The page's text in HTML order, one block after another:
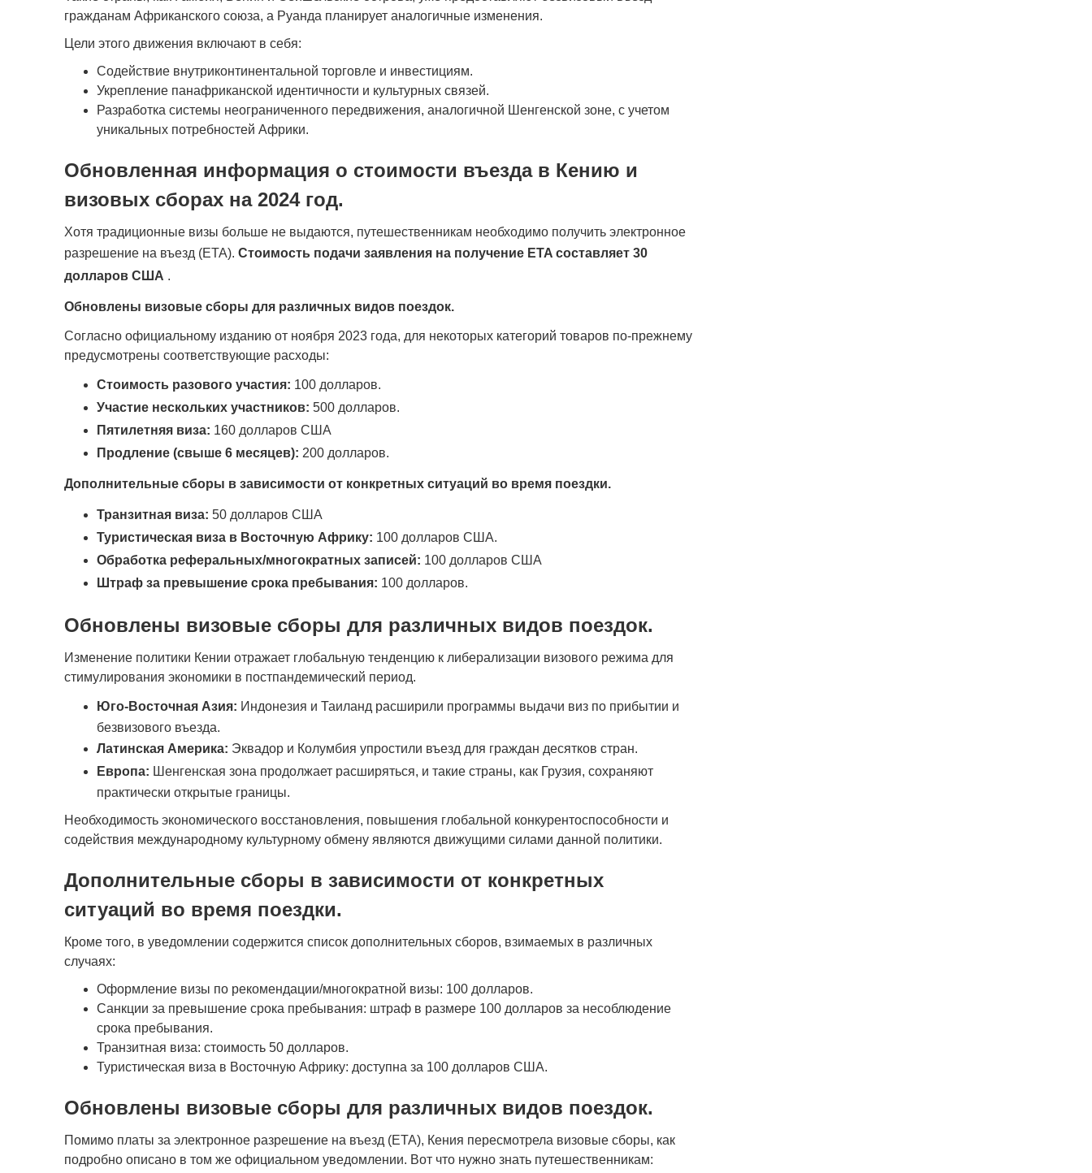
гражданам Африканского союза, а Руанда планирует аналогичные изменения.
Цели этого движения включают в себя:
Содействие внутриконтинентальной торговле и инвестициям.
Укрепление панафриканской идентичности и культурных связей.
Разработка системы неограниченного передвижения, аналогичной Шенгенской зоне, с учетом
уникальных потребностей Африки.
Обновленная информация о стоимости въезда в Кению и
визовых сборах на 2024 год.
Хотя традиционные визы больше не выдаются, путешественникам необходимо получить электронное
разрешение на въезд (ETA). Стоимость подачи заявления на получение ETA составляет 30
долларов США .
Обновлены визовые сборы для различных видов поездок.
Согласно официальному изданию от ноября 2023 года, для некоторых категорий товаров по-прежнему
предусмотрены соответствующие расходы:
Стоимость разового участия: 100 долларов.
Участие нескольких участников: 500 долларов.
Пятилетняя виза: 160 долларов США
Продление (свыше 6 месяцев): 200 долларов.
Дополнительные сборы в зависимости от конкретных ситуаций во время поездки.
Транзитная виза: 50 долларов США
Туристическая виза в Восточную Африку: 100 долларов США.
Обработка реферальных/многократных записей: 100 долларов США
Штраф за превышение срока пребывания: 100 долларов.
Обновлены визовые сборы для различных видов поездок.
Изменение политики Кении отражает глобальную тенденцию к либерализации визового режима для
стимулирования экономики в постпандемический период.
Юго-Восточная Азия: Индонезия и Таиланд расширили программы выдачи виз по прибытии и
безвизового въезда.
Латинская Америка: Эквадор и Колумбия упростили въезд для граждан десятков стран.
Европа: Шенгенская зона продолжает расширяться, и такие страны, как Грузия, сохраняют
практически открытые границы.
Необходимость экономического восстановления, повышения глобальной конкурентоспособности и
содействия международному культурному обмену являются движущими силами данной политики.
Дополнительные сборы в зависимости от конкретных
ситуаций во время поездки.
Кроме того, в уведомлении содержится список дополнительных сборов, взимаемых в различных
случаях:
Оформление визы по рекомендации/многократной визы: 100 долларов.
Санкции за превышение срока пребывания: штраф в размере 100 долларов за несоблюдение
срока пребывания.
Транзитная виза: стоимость 50 долларов.
Туристическая виза в Восточную Африку: доступна за 100 долларов США.
Обновлены визовые сборы для различных видов поездок.
Помимо платы за электронное разрешение на въезд (ETA), Кения пересмотрела визовые сборы, как
подробно описано в том же официальном уведомлении. Вот что нужно знать путешественникам: